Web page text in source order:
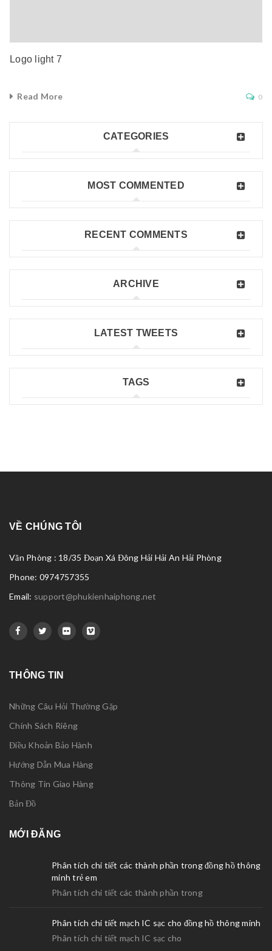
Logo light 7
Read More 0
CATEGORIES
MOST COMMENTED
RECENT COMMENTS
ARCHIVE
LATEST TWEETS
TAGS
VỀ CHÚNG TÔI
Văn Phòng : 18/35 Đoạn Xá Đông Hải Hải An Hải Phòng
Phone: 0974757355
Email: support@phukienhaiphong.net
THÔNG TIN
Những Câu Hỏi Thường Gặp
Chính Sách Riêng
Điều Khoản Bảo Hành
Hướng Dẫn Mua Hàng
Thông Tin Giao Hàng
Bản Đồ
MỚI ĐĂNG
Phân tích chi tiết các thành phần trong đồng hồ thông
minh trẻ em
Phân tích chi tiết các thành phần trong
Phân tích chi tiết mạch IC sạc cho đồng hồ thông minh
Phân tích chi tiết mạch IC sạc cho